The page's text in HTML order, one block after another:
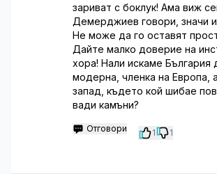
зариват с боклук! Ама виж
Демерджиев говори, значи
Не може да го оставят
Дайте малко доверие на
хора! Нали искаме България
модерна, членка на Европа,
запад, където кой шибае
вади камъни?
Отговори 1 1